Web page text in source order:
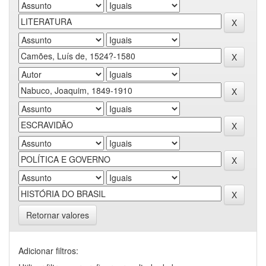
Retornar valores
Adicionar filtros: